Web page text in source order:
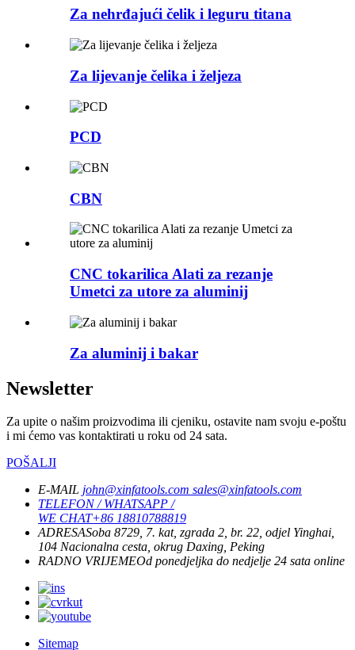
Za nehrđajući čelik i leguru titana
Za lijevanje čelika i željeza
PCD
CBN
CNC tokarilica Alati za rezanje
Umetci za utore za aluminij
Za aluminij i bakar
Newsletter
Za upite o našim proizvodima ili cjeniku, ostavite nam svoju e-poštu
i mi ćemo vas kontaktirati u roku od 24 sata.
POŠALJI
E-MAIL john@xinfatools.com sales@xinfatools.com
TELEFON / WHATSAPP /
WE CHAT+86 18810788819
ADRESASoba 8729, 7. kat, zgrada 2, br. 22, odjel Yinghai,
104 Nacionalna cesta, okrug Daxing, Peking
RADNO VRIJEMEOd ponedjeljka do nedjelje 24 sata online
Sitemap